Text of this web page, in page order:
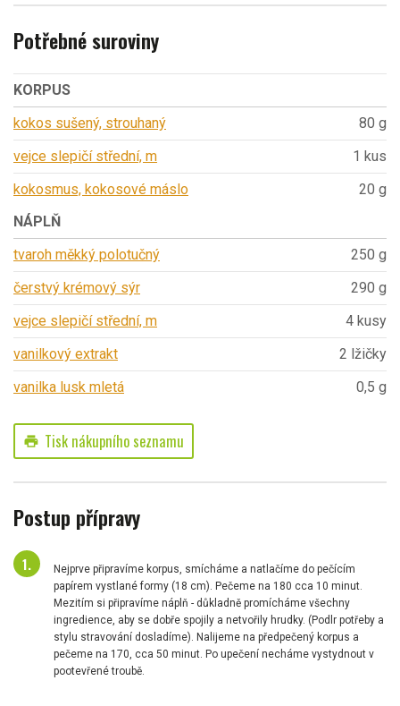
Potřebné suroviny
KORPUS
kokos sušený, strouhaný
80 g
vejce slepičí střední, m
1 kus
kokosmus, kokosové máslo
20 g
NÁPLŇ
tvaroh měkký polotučný
250 g
čerstvý krémový sýr
290 g
vejce slepičí střední, m
4 kusy
vanilkový extrakt
2 lžičky
vanilka lusk mletá
0,5 g
print Tisk nákupního seznamu
Postup přípravy
Nejprve připravíme korpus, smícháme a natlačíme do pečícím
papírem vystlané formy (18 cm). Pečeme na 180 cca 10 minut.
Mezitím si připravíme náplň - důkladně promícháme všechny
ingredience, aby se dobře spojily a netvořily hrudky. (Podlr potřeby a
stylu stravování dosladíme). Nalijeme na předpečený korpus a
pečeme na 170, cca 50 minut. Po upečení necháme vystydnout v
pootevřené troubě.